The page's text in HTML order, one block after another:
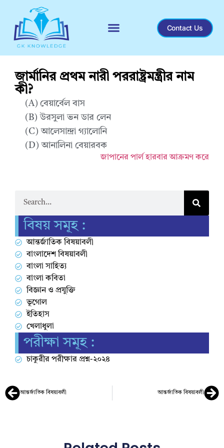
Contact Us
জার্মানির প্রথম নারী পররাষ্ট্রমন্ত্রীর নাম
কী?
(A) বেয়ার্বেল বাস
(B) উরসুলা ভন ডার লেন
(C) আলেসান্দ্রা গ্যালোনি
(D) আনালিনা বেয়ারবক
জাপানের পার্ল হারবার আক্রমণ করে
বিষয় সমূহ :
আন্তর্জাতিক বিষয়াবলী
বাংলাদেশ বিষয়াবলী
বাংলা সাহিত্য
বাংলা কবিতা
বিজ্ঞান ও প্রযুক্তি
ভূগোল
ইতিহাস
খেলাধুলা
পরীক্ষা সমূহ :
চাকুরীর পরীক্ষার প্রশ্ন-২০২৪
আন্তর্জাতিক বিষয়াবলী আন্তর্জাতিক বিষয়াবলী